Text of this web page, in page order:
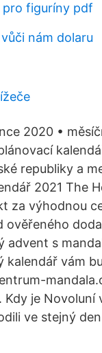
pro figuríny pdf
nám dolaru
2020 •
republiky a
2021 The
za výhodnou
ověřeného
advent s
kalendář vám
Kdy je
ve stejný